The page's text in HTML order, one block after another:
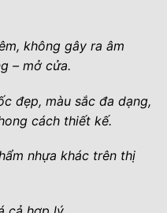
không gây ra âm
– mở cửa.
đẹp, màu sắc đa dạng,
cách thiết kế.
nhựa khác trên thị